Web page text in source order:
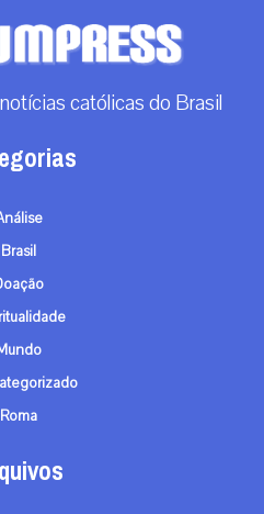
católicas do Brasil
Brasil
Roma